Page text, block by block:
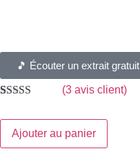
🎵 Écouter un extrait gratuit
sur 5 basé
surnotations
client
(3 avis client)
Ajouter au panier